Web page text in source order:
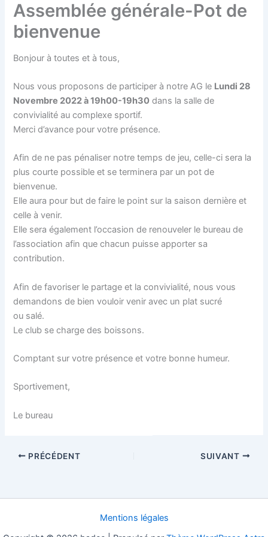
Assemblée générale-Pot de
bienvenue
Bonjour à toutes et à tous,
Nous vous proposons de participer à notre AG le Lundi 28
Novembre 2022 à 19h00-19h30 dans la salle de
convivialité au complexe sportif.
Merci d’avance pour votre présence.
Afin de ne pas pénaliser notre temps de jeu, celle-ci sera la
plus courte possible et se terminera par un pot de
bienvenue.
Elle aura pour but de faire le point sur la saison dernière et
celle à venir.
Elle sera également l’occasion de renouveler le bureau de
l’association afin que chacun puisse apporter sa
contribution.
Afin de favoriser le partage et la convivialité, nous vous
demandons de bien vouloir venir avec un plat sucré
ou salé.
Le club se charge des boissons.
Comptant sur votre présence et votre bonne humeur.
Sportivement,
Le bureau
PRÉCÉDENT SUIVANT
Mentions légales